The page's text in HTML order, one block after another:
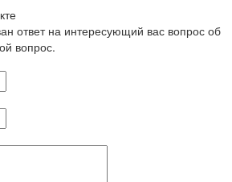
ответ на интересующий вас вопрос об
вопрос.